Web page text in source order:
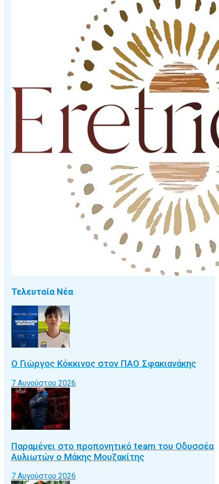
Τελευταία Νέα
Ο Γιώργος Κόκκινος στον ΠΑΟ Σφακιανάκης
7 Αυγούστου 2026
Παραμένει στο προπονητικό team του Οδυσσέα
Αυλιωτών ο Μάκης Μουζακίτης
7 Αυγούστου 2026